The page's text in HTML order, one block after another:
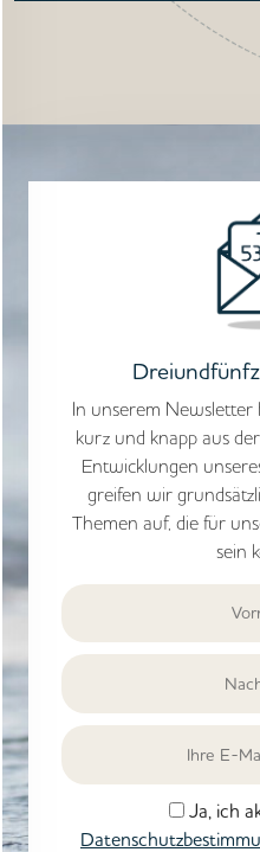
In unserem Newsletter
kurz und knapp aus
Entwicklungen
greifen wir
Themen auf, die für
sein
Ja, ich